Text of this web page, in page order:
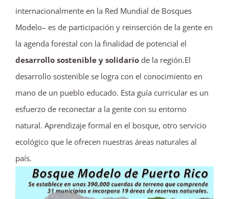
internacionalmente en la Red Mundial de Bosques
Modelo– es de participación y reinserción de la gente en
la agenda forestal con la finalidad de potencial el
desarrollo sostenible y solidario de la región.El
desarrollo sostenible se logra con el conocimiento en
mano de un pueblo educado. Esta guía curricular es un
esfuerzo de reconectar a la gente con su entorno
natural. Aprendizaje formal en el bosque, otro servicio
ecológico que le ofrecen nuestras áreas naturales al
país.